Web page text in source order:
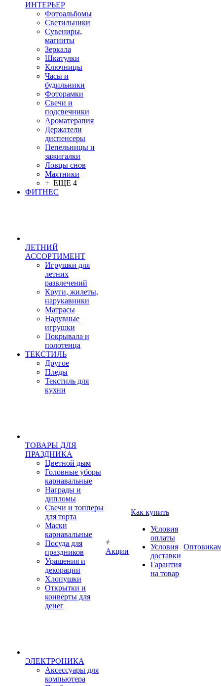
ИНТЕРЬЕР
Фотоальбомы
Светильники
Сувениры,
магниты
Зеркала
Шкатулки
Ключницы
Часы и
будильники
Фоторамки
Свечи и
подсвечники
Ароматерапия
Держатели
диспенсеры
Пепельницы и
зажигалки
Ловцы снов
Маятники
+ ЕЩЕ 4
ФИТНЕС
ЛЕТНИЙ
АССОРТИМЕНТ
Игрушки для
летних
развлечений
Круги, жилеты,
нарукавники
Матрасы
Надувные
игрушки
Покрывала и
полотенца
ТЕКСТИЛЬ
Другое
Пледы
Текстиль для
кухни
ТОВАРЫ ДЛЯ
ПРАЗДНИКА
Цветной дым
Головные уборы
карнавальные
Награды и
дипломы
Свечи и топперы
для торта
Маски
карнавальные
Посуда для
праздников
Урашения и
декорации
Хлопушки
Открытки и
конверты для
денег
ЭЛЕКТРОНИКА
Аксессуары для
компьютера
Акции
Как купить
Условия
оплаты
Условия
доставки
Гарантия
на товар